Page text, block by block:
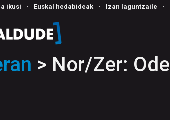
ikusi · Euskal hedabideak · Izan laguntzaile ·
> Nor/Zer: